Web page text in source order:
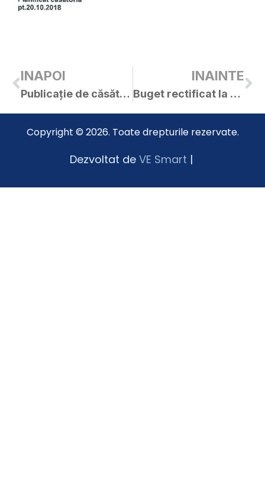
INAPOI
Publicație de căsătorie – Berzovan Marius-Aurel / Otlăcan Mirela-Adelina
INAINTE
Buget rectificat la 16.10.2018
Copyright © 2026. Toate drepturile rezervate.
Dezvoltat de VE Smart |